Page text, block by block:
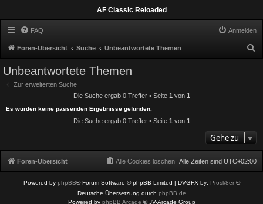
AF Classic Reloaded
FAQ Anmelden
Foren-Übersicht Suche Unbeantwortete Themen
Unbeantwortete Themen
Zur erweiterten Suche
Die Suche ergab 0 Treffer • Seite 1 von 1
Es wurden keine passenden Ergebnisse gefunden.
Die Suche ergab 0 Treffer • Seite 1 von 1
Gehe zu
Foren-Übersicht Alle Zeiten sind UTC+02:00
Alle Cookies löschen
Powered by phpBB® Forum Software © phpBB Limited | DVGFX by: Prosk8er©
Deutsche Übersetzung durch phpBB.de
Powered by phpBB Arcade © JV-Arcade Group